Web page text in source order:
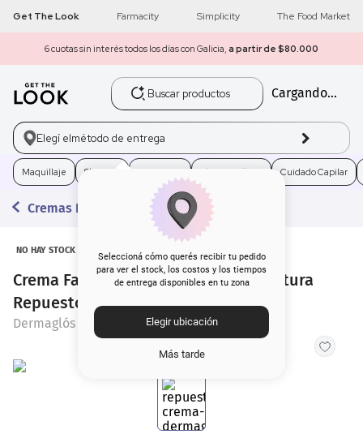
Get The Look Farmacity Simplicity The Food Market
6 cuotas sin interés todos los días con Galicia, a partir de $80.000
Buscar productos
Cargando...
Elegí elmétodo de entrega
Seleccioná cómo querés recibir tu pedido
para ver el stock, los costos y los tiempos
de entrega disponibles en tu zona
Elegir ubicación
Más tarde
Maquillaje Skincare Electro Belleza Cuidado Capilar
Cremas Hidratantes
NO HAY STOCK
Crema Facial Dermaglós Ultra Estructura
Repuesto x 50 g
Dermaglós
1 get the look
2 máscara pestañas
brochas
4. loreal
5. corrector
6. rubor
7. base
8.